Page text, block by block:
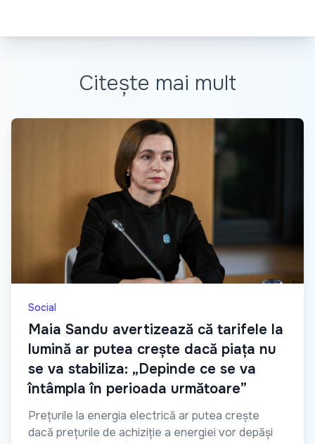
Citește mai mult
Social
Maia Sandu avertizează că tarifele la
lumină ar putea crește dacă piața nu
se va stabiliza: „Depinde ce se va
întâmpla în perioada următoare”
Prețurile la energia electrică ar putea crește
dacă prețurile de achiziție a energiei vor depăși